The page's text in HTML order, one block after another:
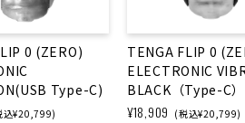
0 (ZERO)
Type-C)
込¥20,799)
TENGA FLIP 0
ELECTRONIC
BLACK（Type-C）
¥18,909 (税込¥20,799)